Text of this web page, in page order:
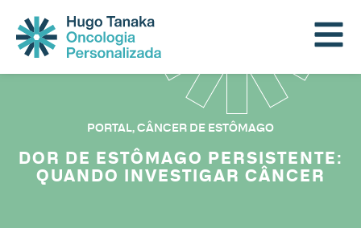
PORTAL,CÂNCER DE ESTÔMAGO
DOR DE ESTÔMAGO PERSISTENTE:
QUANDO INVESTIGAR CÂNCER